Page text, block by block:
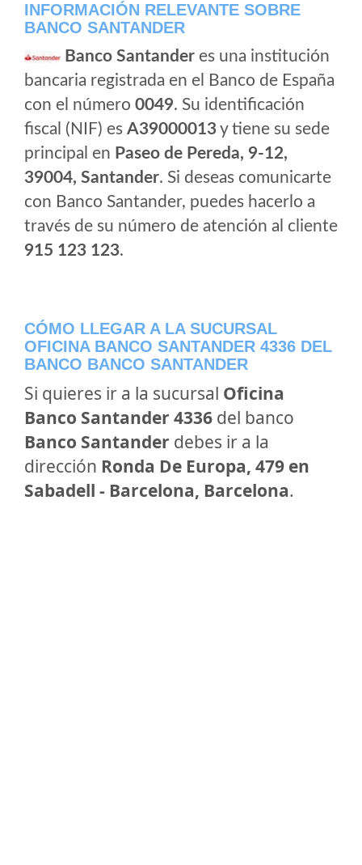
INFORMACIÓN RELEVANTE SOBRE
BANCO SANTANDER
Banco Santander es una institución
bancaria registrada en el Banco de España
con el número 0049. Su identificación
fiscal (NIF) es A39000013y tiene su sede
principal en Paseo de Pereda, 9-12,
39004, Santander. Si deseas comunicarte
con Banco Santander, puedes hacerlo a
través de su número de atención al cliente
915 123 123.
CÓMO LLEGAR A LA SUCURSAL
OFICINA BANCO SANTANDER 4336 DEL
BANCO BANCO SANTANDER
Si quieres ir a la sucursal Oficina
Banco Santander 4336 del banco
Banco Santander debes ir a la
dirección Ronda De Europa, 479 en
Sabadell - Barcelona, Barcelona.